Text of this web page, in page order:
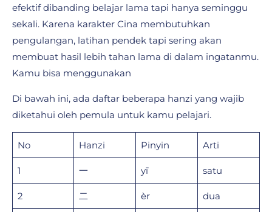
efektif dibanding belajar lama tapi hanya seminggu
sekali. Karena karakter Cina membutuhkan
pengulangan, latihan pendek tapi sering akan
membuat hasil lebih tahan lama di dalam ingatanmu.
Kamu bisa menggunakan
Di bawah ini, ada daftar beberapa hanzi yang wajib
diketahui oleh pemula untuk kamu pelajari.
No Hanzi Pinyin Arti
1 一 yī satu
2 二 èr dua